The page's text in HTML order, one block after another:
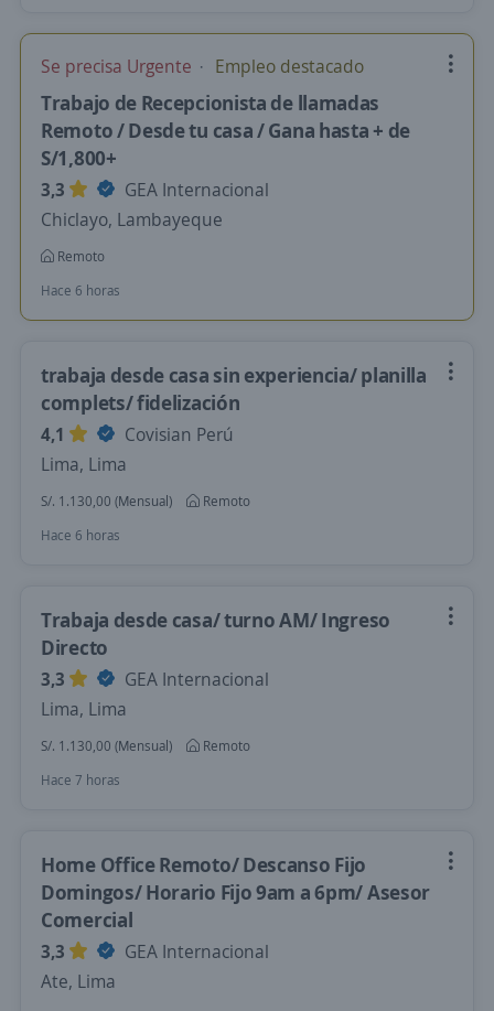
Se precisa Urgente Empleo destacado
Trabajo de Recepcionista de llamadas
Remoto / Desde tu casa / Gana hasta + de
S/1,800+
3,3
GEA Internacional
Chiclayo, Lambayeque
Remoto
Hace 6 horas
trabaja desde casa sin experiencia/ planilla
complets/ fidelización
4,1
Covisian Perú
Lima, Lima
S/. 1.130,00 (Mensual)
Remoto
Hace 6 horas
Trabaja desde casa/ turno AM/ Ingreso
Directo
3,3
GEA Internacional
Lima, Lima
S/. 1.130,00 (Mensual)
Remoto
Hace 7 horas
Home Office Remoto/ Descanso Fijo
Domingos/ Horario Fijo 9am a 6pm/ Asesor
Comercial
3,3
GEA Internacional
Ate, Lima